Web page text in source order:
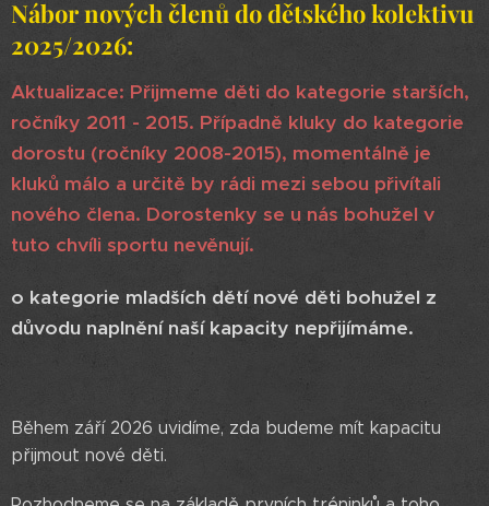
Nábor nových členů do dětského kolektivu
2025/2026:
Aktualizace: Přijmeme děti do kategorie starších,
ročníky 2011 - 2015. Případně kluky do kategorie
dorostu (ročníky 2008-2015), momentálně je
kluků málo a určitě by rádi mezi sebou přivítali
nového člena. Dorostenky se u nás bohužel v
tuto chvíli sportu nevěnují.
o kategorie mladších dětí nové děti bohužel z
důvodu naplnění naší kapacity nepřijímáme.
Během září 2026 uvidíme, zda budeme mít kapacitu
přijmout nové děti.